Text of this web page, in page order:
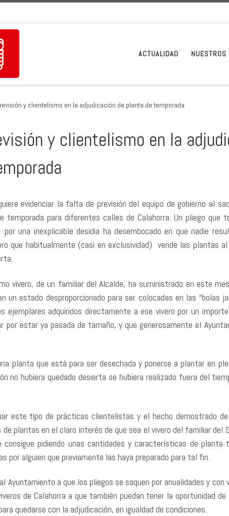
ACTUALIDAD NUESTROS
y clientelismo en la adjudicación de planta de temporada
y clientelismo en la
evidenciar la falta de previsión del equipo de gobierno al
temporada para diferentes calles de Calahorra. Un pliego que
una inexplicable desidia ha desembocado en que nadie
que habitualmente (casi en exclusividad) vende las plantas
vivero, de un familiar del Alcalde, ha suministrado en este
un estado desproporcionado para ser colocadas en las “bolas
ejemplares adquiridos directamente a ese vivero por un
por estar ya pasada de tamaño, y que generosamente el
planta que está para ser desechada y ponerse a plantar en
no hubiera quedado desierta se hubiera realizado fuera del
este tipo de prácticas clientelistas y el hecho demostrado
plantas en el claro interés de que sea el vivero del familiar del
consigue pidiendo unas cantidades y características de
por alguien que previamente las haya preparado para tal fin.
Ayuntamiento a que los pliegos se saquen por anualidades y con
de Calahorra a que también puedan tener la oportunidad
quedarse con la adjudicación, en igualdad de condiciones.